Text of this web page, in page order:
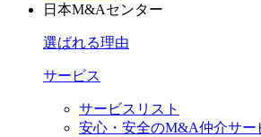
日本M&Aセンター
選ばれる理由
サービス
サービスリスト
安心・安全のM&A仲介サー